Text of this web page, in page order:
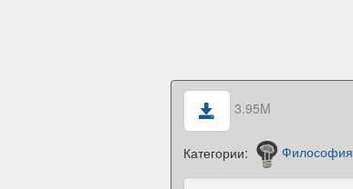
3.95M
Категории: Философия